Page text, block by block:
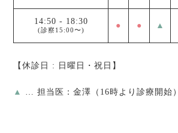
14:50 - 18:30
(診察15:00〜) ● ● ▲
【休診日 : 日曜日・祝日】
▲ … 担当医：金澤（16時より診療開始）